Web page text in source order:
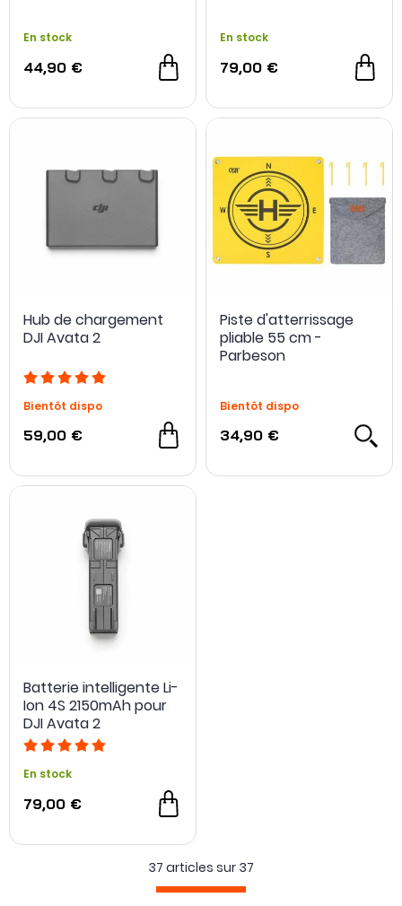
En stock
44,90 €
En stock
79,00 €
Hub de chargement
DJI Avata 2
Bientôt dispo
59,00 €
Piste d'atterrissage
pliable 55 cm -
Parbeson
Bientôt dispo
34,90 €
Batterie intelligente Li-
Ion 4S 2150mAh pour
DJI Avata 2
En stock
79,00 €
37 articles sur 37